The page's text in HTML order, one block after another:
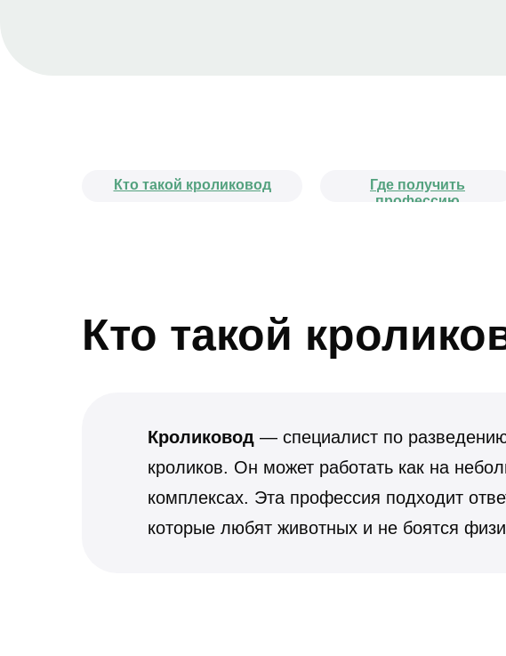
Кто такой кроликовод
Где получить
профессию
Кто такой
Кроликовод — специалист по
кроликов. Он может работать как на
комплексах. Эта профессия подходит
которые любят животных и не боятся